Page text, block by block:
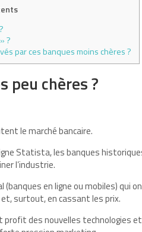
?
par ces banques moins chères ?
peu chères ?
le marché bancaire.
Statista, les banques
l’industrie.
(banques en ligne ou mobiles)
surtout, en cassant les prix.
des nouvelles technologies